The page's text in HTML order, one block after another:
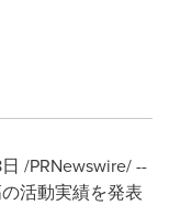
/PRNewswire/ --
活動実績を発表